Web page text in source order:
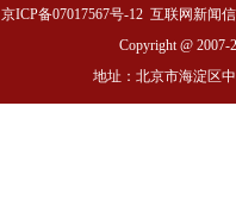
京ICP备07017567号-12 互联网新闻
Copyright @ 2007-
地址：北京市海淀区